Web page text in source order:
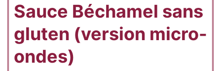
Sauce Béchamel sans
gluten (version micro-
ondes)